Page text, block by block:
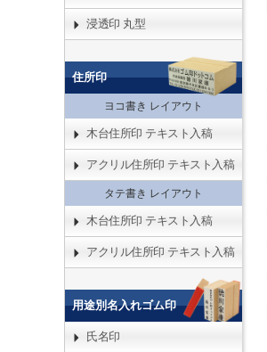
浸透印 丸型
住所印
ヨコ書き レイアウト
木台住所印 テキスト入稿
アクリル住所印 テキスト入稿
タテ書き レイアウト
木台住所印 テキスト入稿
アクリル住所印 テキスト入稿
用途別名入れゴム印
氏名印